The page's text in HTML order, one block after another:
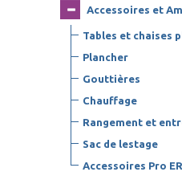
Accessoires et
Tables et chaises
Plancher
Gouttières
Chauffage
Rangement et
Sac de lestage
Accessoires Pro